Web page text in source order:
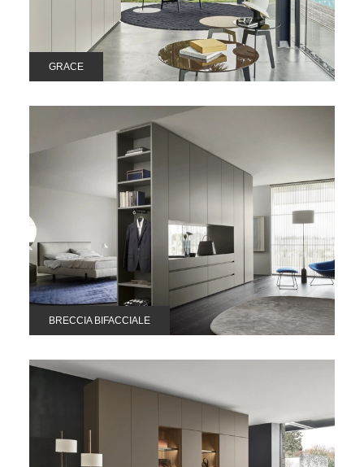
GRACE
BRECCIA BIFACCIALE